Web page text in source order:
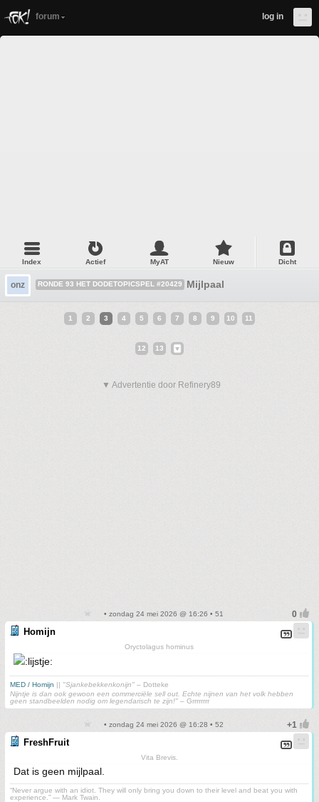
forum log in
Index Actief MyAT Nieuw Dicht
onz RONDE 93 HET DODETOPICSPEL #20429 Mijlpaal
1 2 3 4 5 6 7 8 9 10 11
12 13
▼ Advertentie door Refinery89
• zondag 24 mei 2026 @ 16:26 • 51
Homijn
Oryctolagus hominus
MED / Homijn || "Sjankebekkenkonijn" – Dotteke
Nijntje is dan ook gewoon een commerciële sell out. Echte nijnen van het volk hebben
geen standbeelden nodig om legendarisch te zijn!" – Grrrrrrrr
• zondag 24 mei 2026 @ 16:28 • 52
FreshFruit
Vita Brevis.
Dat is geen mijlpaal.
“Never argue with an idiot. They will only bring you down to their level and beat you with
experience.” ― Mark Twain.